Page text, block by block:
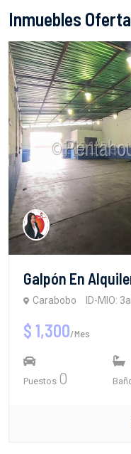
Inmuebles
Galpón En
Carabobo ID-MIO:
$ 1,300/Mes
Puestos 0